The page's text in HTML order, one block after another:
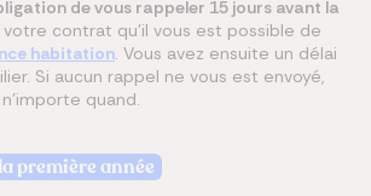
de vous rappeler 15 jours avant la
votre contrat qu'il vous est possible de
habitation. Vous avez ensuite un délai
Si aucun rappel ne vous est envoyé,
quand.
première année